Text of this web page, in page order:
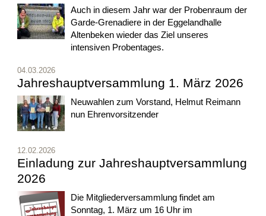
Auch in diesem Jahr war der Probenraum der
Garde-Grenadiere in der Eggelandhalle
Altenbeken wieder das Ziel unseres
intensiven Probentages.
04.03.2026
Jahreshauptversammlung 1. März 2026
Neuwahlen zum Vorstand, Helmut Reimann
nun Ehrenvorsitzender
12.02.2026
Einladung zur Jahreshauptversammlung
2026
Die Mitgliederversammlung findet am
Sonntag, 1. März um 16 Uhr im